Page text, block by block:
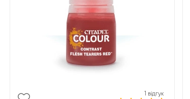
1 відгук